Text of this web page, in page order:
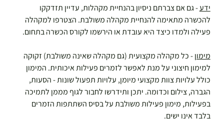
ידע - גם אם צברתם ניסיון בהנחיית מקהלות, עדיין תזדקקו
להכשרה מתאימה להנחיית מקהלה משולבת. הצטרפו למקהלה
פעילה ולמדו כיצד היא עובדת או הירשמו לקורס הכשרה בתחום.
מימון - כל מקהלה מקצועית (גם מקהלה שאינה משולבת) זקוקה
למימון חיצוני על מנת לאפשר לזמרים פעילות איכותית. המימון
כולל עלויות צוות מקצועי מיומן, עלויות תפעול שונות - הסעות,
הגברה, צילום וכדומה. יתכן ותידרשו לחבור לגוף מממן לתמיכה
בפעילות, מימון פעילות משולבת על בסיס השתתפות הזמרים
בלבד אינו ישים.